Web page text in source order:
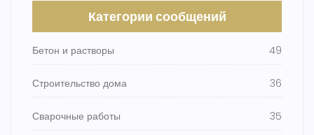
Категории сообщений
Бетон и растворы 49
Строительство дома 36
Сварочные работы 35